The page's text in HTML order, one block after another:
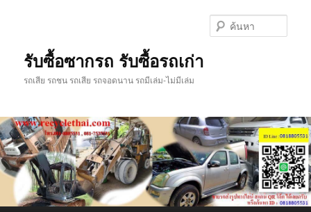
รับซื้อซากรถ รับซื้อรถเก่า
รถเสีย รถชน รถเสีย รถจอดนาน รถมีเล่ม-ไม่มีเล่ม